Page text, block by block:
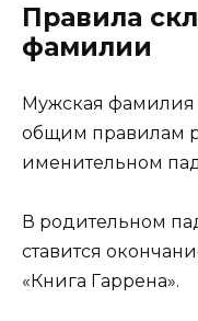
Правила
фамилии
Мужская фамилия
общим правилам
именительном
В родительном
ставится
«Книга Гаррена».